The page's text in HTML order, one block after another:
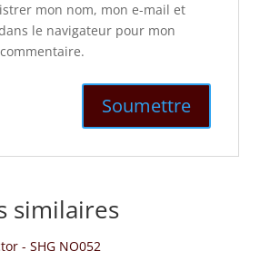
mon nom, mon e-mail et
le navigateur pour mon
similaires